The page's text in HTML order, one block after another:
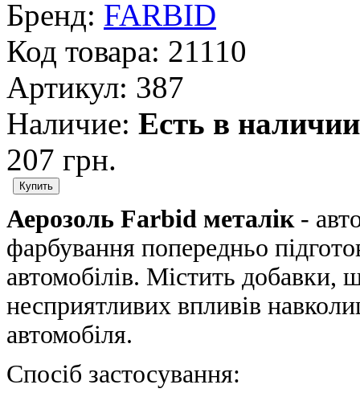
Бренд: FARBID
Код товара: 21110
Артикул: 387
Наличие: Есть в наличии
207 грн.
Аерозоль Farbid металік-
фарбування попередньо
автомобілів. Містить добавки,
несприятливих впливів
автомобіля.
Спосіб застосування: